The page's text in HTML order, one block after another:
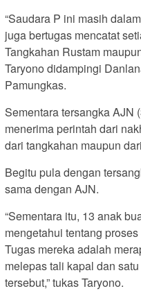
“Saudara P ini masih
juga bertugas mencatat
Tangkahan Rustam
Taryono didampingi
Pamungkas.
Sementara tersangka AJN
menerima perintah dari
dari tangkahan maupun
Begitu pula dengan
sama dengan AJN.
“Sementara itu, 13 anak
mengetahui tentang
Tugas mereka adalah
melepas tali kapal dan
tersebut,” tukas Taryono.